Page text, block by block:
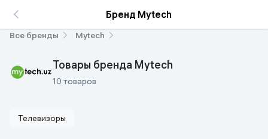
Бренд Mytech
Все бренды Mytech
Товары бренда Mytech
10 товаров
Телевизоры